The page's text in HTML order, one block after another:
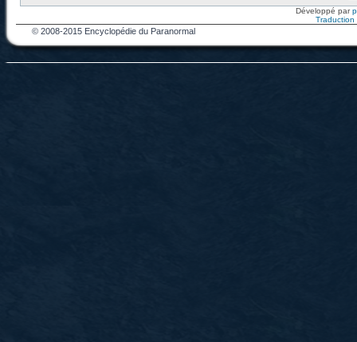
Développé par
Traduction
© 2008-2015 Encyclopédie du Paranormal